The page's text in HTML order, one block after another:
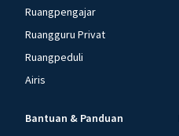
Ruangpengajar
Ruangguru Privat
Ruangpeduli
Airis
Bantuan & Panduan